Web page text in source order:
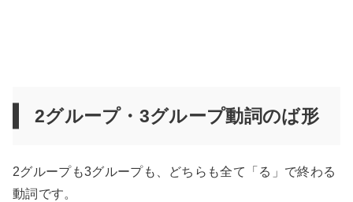
2グループ・3グループ動詞のば形
2グループも3グループも、どちらも全て「る」で終わる
動詞です。